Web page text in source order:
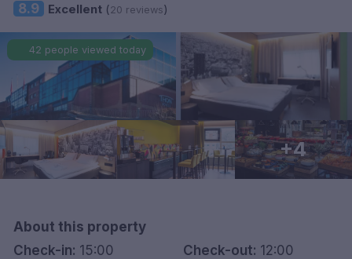
Bergen
Trondheim
Hele Sverige
Stockholm
Hele Danmark
8.9 Excellent(20 reviews)
42 people viewed today
+4
About this property
Check-in: 15:00 Check-out: 12:00